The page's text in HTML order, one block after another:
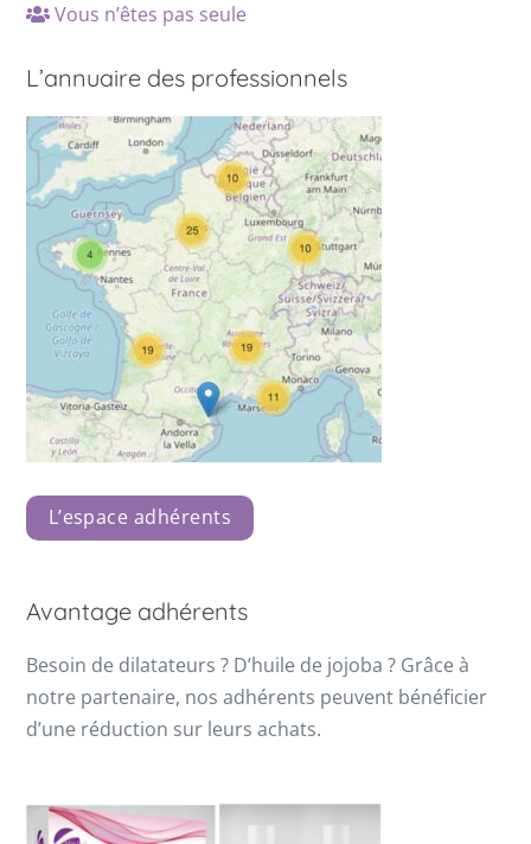
Vous n’êtes pas seule
L’annuaire des professionnels
L’espace adhérents
Avantage adhérents
Besoin de dilatateurs ? D’huile de jojoba ? Grâce à
notre partenaire, nos adhérents peuvent bénéficier
d’une réduction sur leurs achats.